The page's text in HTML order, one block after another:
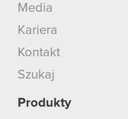
Media
Kariera
Kontakt
Szukaj
Produkty